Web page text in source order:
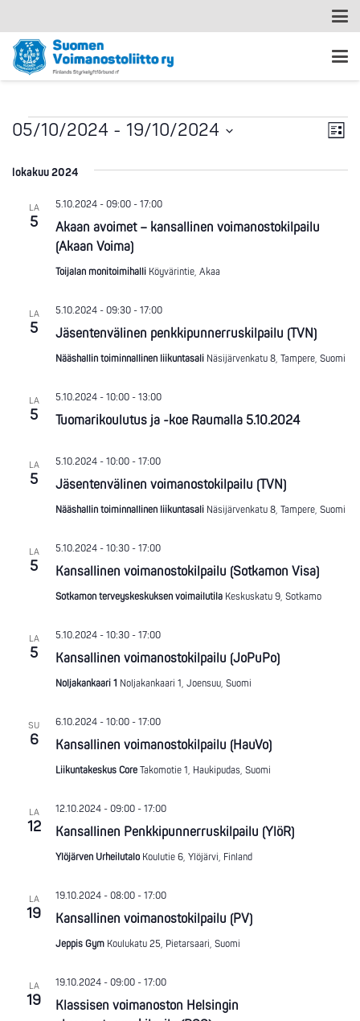
Tapahtumat Lista
05/10/2024 - 19/10/2024
päivä.
lokakuu 2024
LA
5
Akaan avoimet – kansallinen voimanostokilpailu
(Akaan Voima)
5.10.2024 - 09:00 - 17:00
Toijalan monitoimihalli Köyvärintie, Akaa
LA
5 Jäsentenvälinen penkkipunnerruskilpailu (TVN)
5.10.2024 - 09:30 - 17:00
Nääshallin toiminnallinen liikuntasali Näsijärvenkatu 8, Tampere, Suomi
LA
5 Tuomarikoulutus ja -koe Raumalla 5.10.2024
5.10.2024 - 10:00 - 13:00
LA
5 Jäsentenvälinen voimanostokilpailu (TVN)
5.10.2024 - 10:00 - 17:00
Nääshallin toiminnallinen liikuntasali Näsijärvenkatu 8, Tampere, Suomi
LA
5 Kansallinen voimanostokilpailu (Sotkamon Visa)
5.10.2024 - 10:30 - 17:00
Sotkamon terveyskeskuksen voimailutila Keskuskatu 9, Sotkamo
LA
5 Kansallinen voimanostokilpailu (JoPuPo)
5.10.2024 - 10:30 - 17:00
Noljakankaari 1 Noljakankaari 1, Joensuu, Suomi
SU
6 Kansallinen voimanostokilpailu (HauVo)
6.10.2024 - 10:00 - 17:00
Liikuntakeskus Core Takomotie 1, Haukipudas, Suomi
LA
12 Kansallinen Penkkipunnerruskilpailu (YlöR)
12.10.2024 - 09:00 - 17:00
Ylöjärven Urheilutalo Koulutie 6, Ylöjärvi, Finland
LA
19 Kansallinen voimanostokilpailu (PV)
19.10.2024 - 08:00 - 17:00
Jeppis Gym Koulukatu 25, Pietarsaari, Suomi
LA
19
Klassisen voimanoston Helsingin
19.10.2024 - 09:00 - 17:00